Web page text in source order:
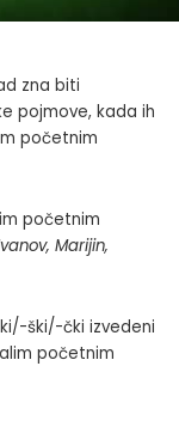
zna biti
pojmove, kada ih
početnim
početnim
Marijin,
ški/-čki izvedeni
početnim